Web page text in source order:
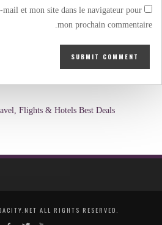
et mon site dans le navigateur pour
mon prochain commentaire.
Flights & Hotels Best Deals
ALL RIGHTS RESERVED.